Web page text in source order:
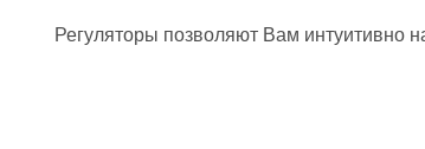
Регуляторы позволяют Вам